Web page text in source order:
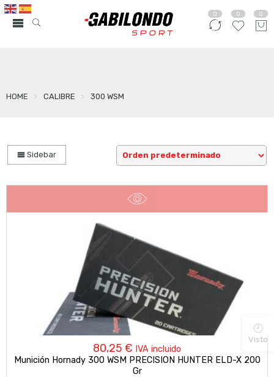
0 0 0
HOME CALIBRE 300 WSM
Sidebar
80,25 € IVA incluido
Munición Hornady 300 WSM PRECISION HUNTER ELD-X 200
Gr
Visto